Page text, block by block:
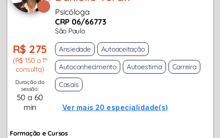
Psicóloga
CRP 06/66773
São Paulo
R$ 275
(R$ 150 a 1ª
consulta)
Duração da
sessão:
50 a 60
min
Ansiedade
Autoaceitação
Autoconhecimento
Autoestima
Carreira
Casais
Ver mais 20 especialidade(s)
Formação e Cursos